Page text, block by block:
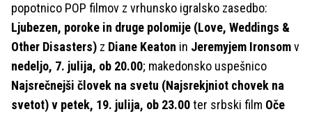
popotnico POP filmov z vrhunsko igralsko zasedbo:
Ljubezen, poroke in druge polomije (Love, Weddings &
Other Disasters) z Diane Keaton in Jeremyjem Ironsomv
nedeljo, 7. julija, ob 20.00; makedonsko uspešnico
Najsrečnejši človek na svetu (Najsrekjniot chovek na
svetot) v petek, 19. julija, ob 23.00ter srbski film Oče